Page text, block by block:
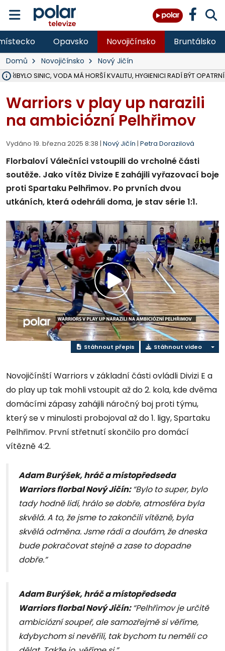
Opavsko Novojičínsko Bruntálsko
Domů Novojičínsko Nový Jičín
PŘIBYLO SINIC, VODA MÁ HORŠÍ KVALITU, HYGIENICI RADÍ BÝT OPATRNÍ
Warriors v play up narazili
na ambiciózní Pelhřimov
Vydáno 19. března 2025 8:38 | Nový Jičín | Petra Dorazilová
Florbaloví Válečníci vstoupili do vrcholné části
soutěže. Jako vítěz Divize E zahájili vyřazovací boje
proti Spartaku Pelhřimov. Po prvních dvou
utkáních, která odehráli doma, je stav série 1:1.
Přehrát
video
Stáhnout přepis Stáhnout video
Novojičínští Warriors v základní části ovládli Divizi E a
do play up tak mohli vstoupit až do 2. kola, kde dvěma
domácími zápasy zahájili náročný boj proti týmu,
který se v minulosti probojoval až do 1. ligy, Spartaku
Pelhřimov. První střetnutí skončilo pro domácí
vítězně 4:2.
Adam Burýšek, hráč a místopředseda
Warriors florbal Nový Jičín:“Bylo to super, bylo
tady hodně lidí, hrálo se dobře, atmosféra byla
skvělá. A to, že jsme to zakončili vítězně, byla
skvělá odměna. Jsme rádi a doufám, že dneska
bude pokračovat stejně a zase to dopadne
dobře.”
Adam Burýšek, hráč a místopředseda
Warriors florbal Nový Jičín:“Pelhřimov je určitě
ambiciózní soupeř, ale samozřejmě si věříme,
kdybychom si nevěřili, tak bychom tu neměli co